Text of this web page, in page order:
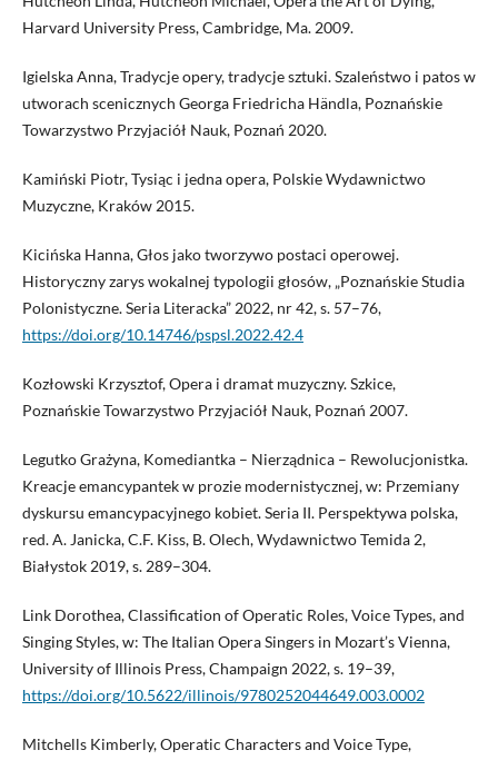
Harvard University Press, Cambridge, Ma. 2009.
Igielska Anna, Tradycje opery, tradycje sztuki. Szaleństwo i patos w
utworach scenicznych Georga Friedricha Händla, Poznańskie
Towarzystwo Przyjaciół Nauk, Poznań 2020.
Kamiński Piotr, Tysiąc i jedna opera, Polskie Wydawnictwo
Muzyczne, Kraków 2015.
Kicińska Hanna, Głos jako tworzywo postaci operowej.
Historyczny zarys wokalnej typologii głosów, „Poznańskie Studia
Polonistyczne. Seria Literacka” 2022, nr 42, s. 57–76,
https://doi.org/10.14746/pspsl.2022.42.4
Kozłowski Krzysztof, Opera i dramat muzyczny. Szkice,
Poznańskie Towarzystwo Przyjaciół Nauk, Poznań 2007.
Legutko Grażyna, Komediantka – Nierządnica – Rewolucjonistka.
Kreacje emancypantek w prozie modernistycznej, w: Przemiany
dyskursu emancypacyjnego kobiet. Seria II. Perspektywa polska,
red. A. Janicka, C.F. Kiss, B. Olech, Wydawnic­two Temida 2,
Białystok 2019, s. 289–304.
Link Dorothea, Classification of Operatic Roles, Voice Types, and
Singing Styles, w: The Italian Opera Singers in Mozart’s Vienna,
University of Illinois Press, Champaign 2022, s. 19–39,
https://doi.org/10.5622/illinois/9780252044649.003.0002
Mitchells Kimberly, Operatic Characters and Voice Type,